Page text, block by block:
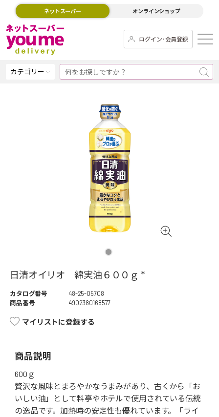
ネットスーパー オンラインショップ
ログイン･会員登録
カテゴリー
日清オイリオ 綿実油６００ｇ *
カタログ番号
48-25-05708
商品番号
4902380168577
マイリストに登録する
商品説明
600ｇ
贅沢な風味とまろやかなうまみがあり、古くから「お
いしい油」として料亭やホテルで使用されている伝統
の逸品です。加熱時の安定性も優れています。「ライ